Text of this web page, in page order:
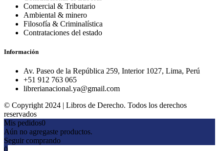
Comercial & Tributario
Ambiental & minero
Filosofía & Criminalística
Contrataciones del estado
Información
Av. Paseo de la República 259, Interior 1027, Lima, Perú
+51 912 763 065
librerianacional.ya@gmail.com
© Copyright 2024 | Libros de Derecho. Todos los derechos
reservados
Mis pedidos0
Aún no agregaste productos.
Seguir comprando
0